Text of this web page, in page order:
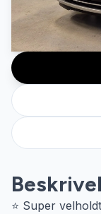
⭐ Super